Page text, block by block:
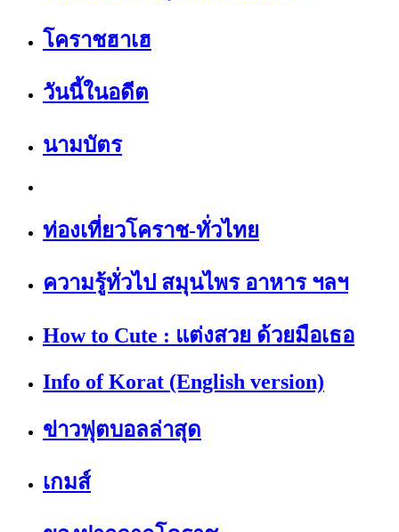
โคราชฮาเฮ
วันนี้ในอดีต
นามบัตร
ท่องเที่ยวโคราช-ทั่วไทย
ความรู้ทั่วไป สมุนไพร อาหาร ฯลฯ
How to Cute : แต่งสวย ด้วยมือเธอ
Info of Korat (English version)
ข่าวฟุตบอลล่าสุด
เกมส์